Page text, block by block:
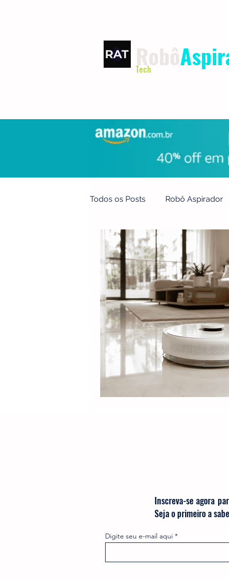
Tech
Todos os Posts Robô Aspirador
Electrolux DOLPHIN
Positivo Samsung
Lilin Kabum
Inscreva-se agora
Seja o primeiro a
Digite seu e-mail aqui